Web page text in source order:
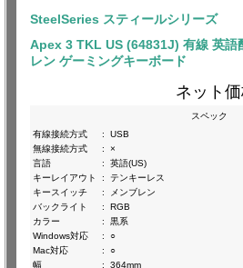
SteelSeries スティールシリーズ
Apex 3 TKL US (64831J) 有線 英語
レン ゲーミングキーボード
ネット価
スペック
有線接続方式
:
USB
無線接続方式
:
×
言語
:
英語(US)
キーレイアウト
:
テンキーレス
キースイッチ
:
メンブレン
バックライト
:
RGB
カラー
:
黒系
Windows対応
:
○
Mac対応
:
○
幅
:
364mm